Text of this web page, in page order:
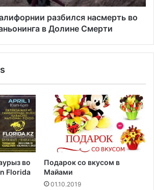
разбился насмерть во
в Долине Смерти
во
Florida
Подарок со вкусом в
Майами
01.10.2019